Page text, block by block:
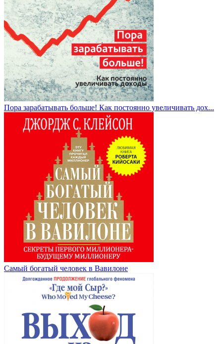
Пора зарабатывать больше! Как постоянно увеличивать дох...
Самый богатый человек в Вавилоне